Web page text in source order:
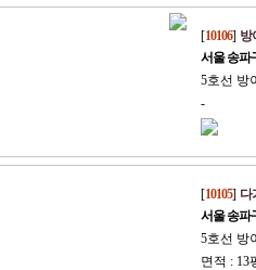
[10106] 방
서울 송파
5호선 방
-
[10105] 다
서울 송파
5호선 방
면적 : 13